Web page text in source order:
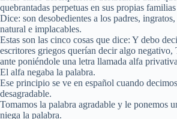
quebrantadas perpetuas en sus propias
Dice: son desobedientes a los padres,
natural e implacables.
Estas son las cinco cosas que dice: Y debo
escritores griegos querían decir algo negativo,
ante poniéndole una letra llamada alfa
El alfa negaba la palabra.
Ese principio se ve en español cuando
desagradable.
Tomamos la palabra agradable y le ponemos
niega la palabra.